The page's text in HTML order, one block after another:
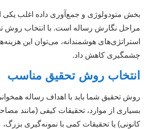
بخش متودولوژی و جمع‌آوری داده اغلب یکی
مراحل نگارش رساله است. با انتخاب روش
استراتژی‌های هوشمندانه، می‌توان این
چشمگیری کاهش داد.
انتخاب روش تحقیق مناسب
روش تحقیق شما باید با اهداف رساله
بسیاری از موارد، تحقیقات کیفی (مانند
کانونی) یا تحقیقات کمی با نمونه‌گیری بزرگ،